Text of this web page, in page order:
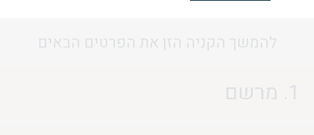
להמשך הקניה הזן את הפרטים הבאים
1. מרשם